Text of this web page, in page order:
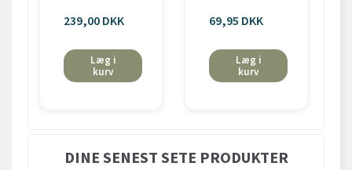
239,00 DKK
Læg i
kurv
69,95 DKK
Læg i
kurv
DINE SENEST SETE PRODUKTER